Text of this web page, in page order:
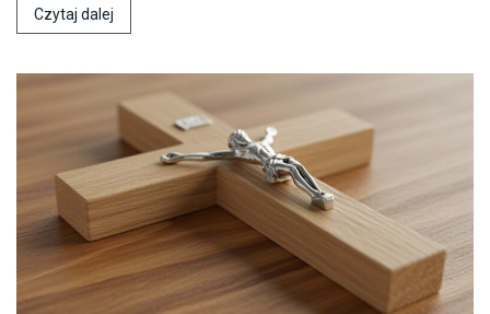
Czytaj dalej